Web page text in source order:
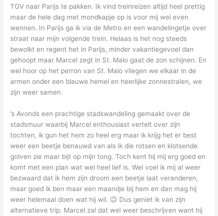
TGV naar Parijs te pakken. Ik vind treinreizen altijd heel prettig
maar de hele dag met mondkapje op is voor mij wel even
wennen. In Parijs ga ik via de Metro en een wandelingetje over
straat naar mijn volgende trein. Helaas is het nog steeds
bewolkt en regent het in Parijs, minder vakantiegevoel dan
gehoopt maar Marcel zegt in St. Malo gaat de zon schijnen. En
wel hoor op het perron van St. Malo vliegen we elkaar in de
armen onder een blauwe hemel en heerlijke zonnestralen, we
zijn weer samen.
’s Avonds een prachtige stadswandeling gemaakt over de
stadsmuur waarbij Marcel enthousiast vertelt over zijn
tochten, ik gun het hem zo heel erg maar ik krijg het er best
weer een beetje benauwd van als ik die rotsen en klotsende
golven zie maar bijt op mijn tong. Toch kent hij mij erg goed en
komt met een plan wat wel heel lief is. Wel voel ik mij al weer
bezwaard dat ik hem zijn droom een beetje laat veranderen,
maar goed ik ben maar een maandje bij hem en dan mag hij
weer helemaal doen wat hij wil. 😉 Dus geniet ik van zijn
alternatieve trip. Marcel zal dat wel weer beschrijven want hij